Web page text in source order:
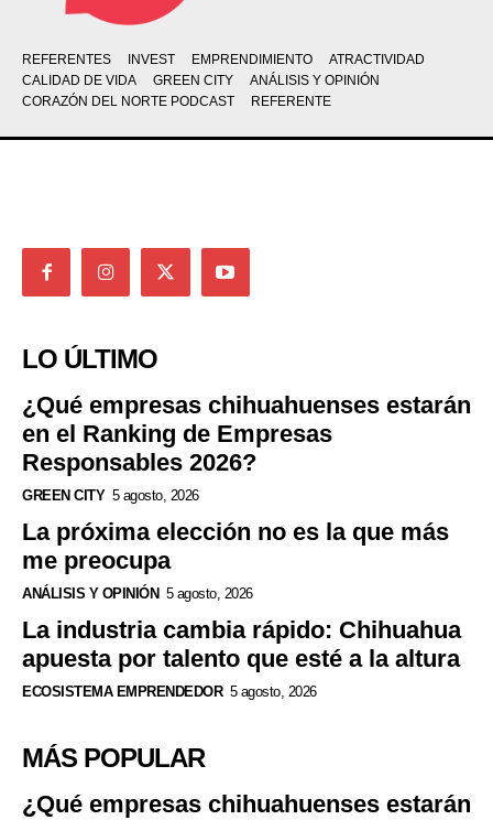
REFERENTES INVEST EMPRENDIMIENTO
ATRACTIVIDAD
CALIDAD DE VIDA
GREEN CITY
ANÁLISIS Y OPINIÓN
CORAZÓN DEL NORTE PODCAST
REFERENTE
LO ÚLTIMO
¿Qué empresas chihuahuenses estarán
en el Ranking de Empresas
Responsables 2026?
GREEN CITY 5 agosto, 2026
La próxima elección no es la que más
me preocupa
ANÁLISIS Y OPINIÓN 5 agosto, 2026
La industria cambia rápido: Chihuahua
apuesta por talento que esté a la altura
ECOSISTEMA EMPRENDEDOR 5 agosto, 2026
MÁS POPULAR
¿Qué empresas chihuahuenses estarán